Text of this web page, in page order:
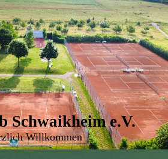
Schwaikheim e.V.
Willkommen